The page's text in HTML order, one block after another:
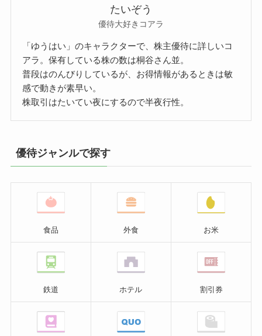
たいぞう
優待大好きコアラ
「ゆうはい」のキャラクターで、株主優待に詳しいコ
アラ。保有している株の数は桐谷さん並。
普段はのんびりしているが、お得情報があるときは敏
感で動きが素早い。
株取引はたいてい夜にするので半夜行性。
優待ジャンルで探す
食品 外食 お米
鉄道 ホテル 割引券